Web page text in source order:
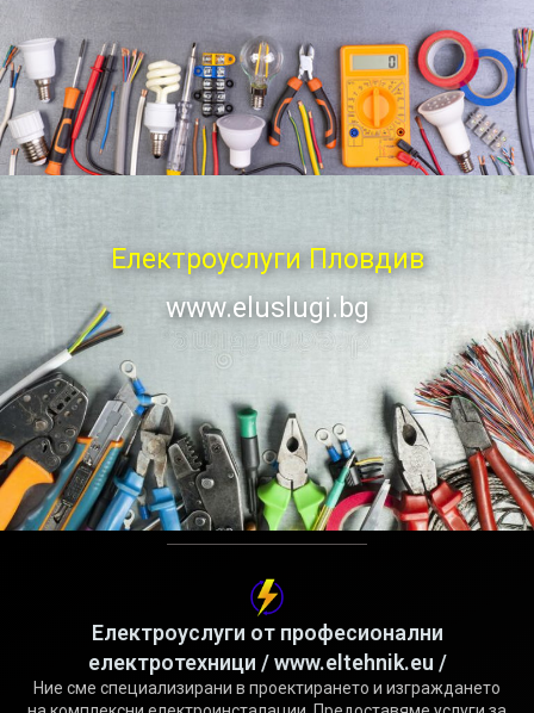
Електроуслуги Пловдив
www.eluslugi.bg
Електроуслуги от професионални
електротехници / www.eltehnik.eu /
Ние сме специализирани в проектирането и изграждането